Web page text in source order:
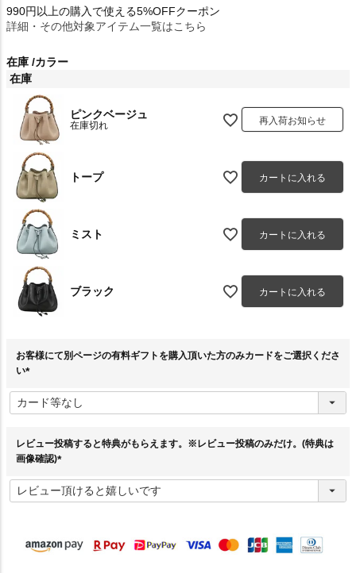
990円以上の購入で使える5%OFFクーポン
詳細・その他対象アイテム一覧はこちら
在庫 カラー
在庫
ピンクベージュ
在庫切れ 再入荷お知らせ
トープ カートに入れる
ミスト カートに入れる
ブラック カートに入れる
お客様にて別ページの有料ギフトを購入頂いた方のみカードをご選択くださ
い
必
須
レビュー投稿すると特典がもらえます。※レビュー投稿のみだけ。(特典は
画像確認)
必
須